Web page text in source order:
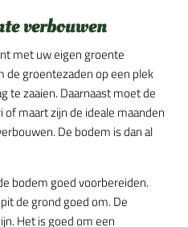
verbouwen
met uw eigen groente
de groentezaden op een plek
te zaaien. Daarnaast moet de
maart zijn de ideale maanden
De bodem is dan al
bodem goed voorbereiden.
de grond goed om. De
Het is goed om een